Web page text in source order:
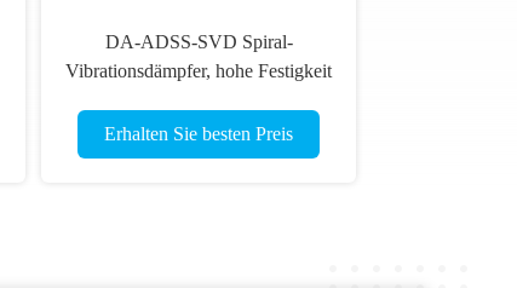
DA-ADSS-SVD Spiral-
Vibrationsdämpfer, hohe Festigkeit
Erhalten Sie besten Preis